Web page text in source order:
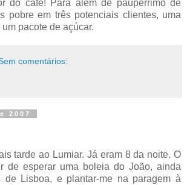
do café! Para além de paupérrimo de
pobre em três potenciais clientes, uma
pacote de açúcar.
comentários:
2007
tarde ao Lumiar. Já eram 8 da noite. O
de esperar uma boleia do João, ainda
de Lisboa, e plantar-me na paragem à